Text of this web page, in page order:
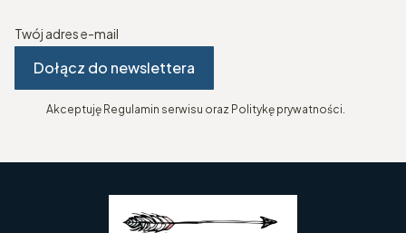
Twój adres e-mail
Dołącz do newslettera
Akceptuję Regulamin serwisu oraz Politykę prywatności.